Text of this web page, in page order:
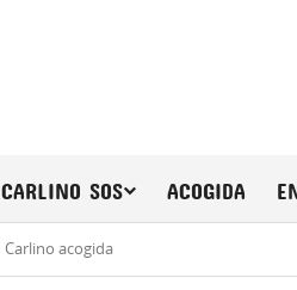
CARLINO SOS ACOGIDA
Carlino acogida